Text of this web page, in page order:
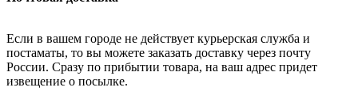
Если в вашем городе не действует курьерская служба и
постаматы, то вы можете заказать доставку через почту
России. Сразу по прибытии товара, на ваш адрес придет
извещение о посылке.